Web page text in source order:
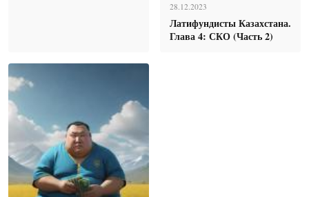
28.12.2023
Латифундисты Казахстана.
Глава 4: СКО (Часть 2)